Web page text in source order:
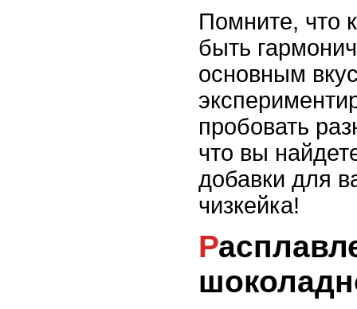
Помните, что
быть
основным
пробовать
что вы
добавки для
чизкейка!
Расплавленное